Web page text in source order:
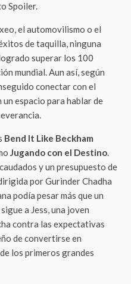
Spoiler.
el automovilismo o el
de taquilla, ninguna
superar los 100
mundial. Aun así, según
conectar con el
espacio para hablar de
Bend It Like Beckham
Jugando con el Destino.
y un presupuesto de
por Gurinder Chadha
podía pesar más que un
a Jess, una joven
contra las expectativas
de convertirse en
los primeros grandes